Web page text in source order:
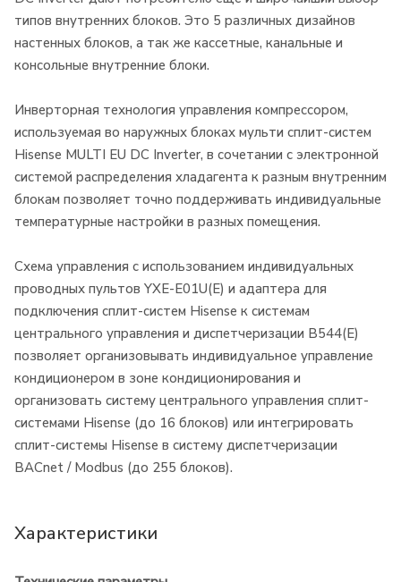
типов внутренних блоков. Это 5 различных дизайнов
настенных блоков, а так же кассетные, канальные и
консольные внутренние блоки.
Инверторная технология управления компрессором,
используемая во наружных блоках мульти сплит-систем
Hisense MULTI EU DC Inverter, в сочетании с электронной
системой распределения хладагента к разным внутренним
блокам позволяет точно поддерживать индивидуальные
температурные настройки в разных помещения.
Схема управления с использованием индивидуальных
проводных пультов YXE-E01U(E) и адаптера для
подключения сплит-систем Hisense к системам
центрального управления и диспетчеризации B544(E)
позволяет организовывать индивидуальное управление
кондиционером в зоне кондиционирования и
организовать систему центрального управления сплит-
системами Hisense (до 16 блоков) или интегрировать
сплит-системы Hisense в систему диспетчеризации
BACnet / Modbus (до 255 блоков).
Характеристики